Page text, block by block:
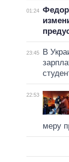
01:24
23:45
В
22:53
меру